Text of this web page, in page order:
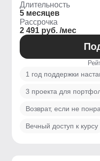
Длительность
5 месяцев
Рассрочка
2 491 руб. /мес
1 год поддержки
3 проекта для
Возврат, если не
Вечный доступ к курсу